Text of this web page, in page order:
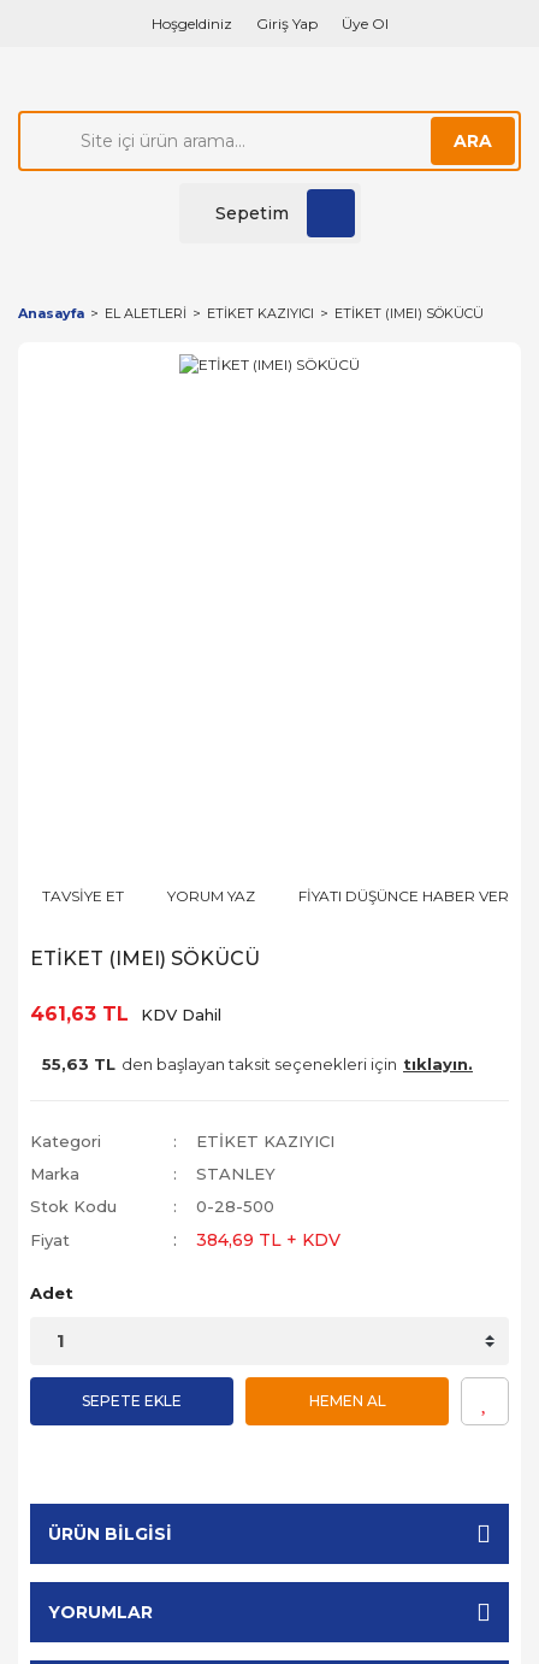
Hoşgeldiniz Giriş Yap Üye Ol
ARA
Sepetim
Anasayfa EL ALETLERİ ETİKET KAZIYICI ETİKET (IMEI) SÖKÜCÜ
TAVSİYE ET YORUM YAZ FİYATI DÜŞÜNCE HABER VER
ETİKET (IMEI) SÖKÜCÜ
461,63 TL KDV Dahil
55,63 TL den başlayan taksit seçenekleri için tıklayın.
Kategori
ETİKET KAZIYICI
Marka
STANLEY
Stok Kodu
0-28-500
Fiyat
384,69 TL + KDV
Adet
SEPETE EKLE HEMEN AL
ÜRÜN BILGISI
YORUMLAR